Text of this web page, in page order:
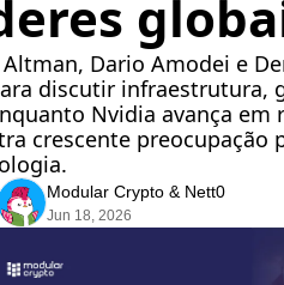
Altman, Dario Amodei e
discutir infraestrutura,
Nvidia avança
crescente preocupação
Modular Crypto & Nett0
Jun 18, 2026